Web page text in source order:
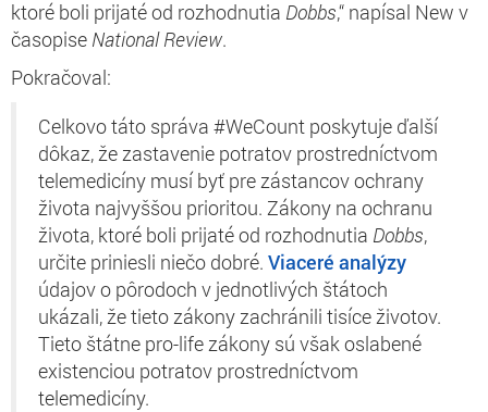
ktoré boli prijaté od rozhodnutia Dobbs,“ napísal New v
časopise National Review.
Pokračoval:
Celkovo táto správa #WeCount poskytuje ďalší
dôkaz, že zastavenie potratov prostredníctvom
telemedicíny musí byť pre zástancov ochrany
života najvyššou prioritou. Zákony na ochranu
života, ktoré boli prijaté od rozhodnutia Dobbs,
určite priniesli niečo dobré. Viaceré analýzy
údajov o pôrodoch v jednotlivých štátoch
ukázali, že tieto zákony zachránili tisíce životov.
Tieto štátne pro-life zákony sú však oslabené
existenciou potratov prostredníctvom
telemedicíny.